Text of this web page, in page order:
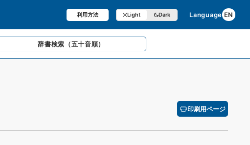
利用方法 Light Dark Language EN
辞書検索 （五十音順）
印刷用ページ